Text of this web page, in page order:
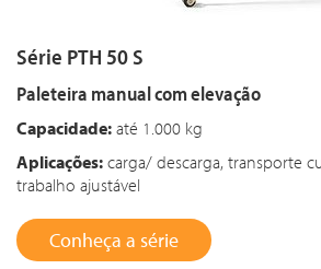
Série PTH 50 S
Paleteira manual com elevação
Capacidade: até 1.000 kg
Aplicações: carga/ descarga, transporte
trabalho ajustável
Conheça a série